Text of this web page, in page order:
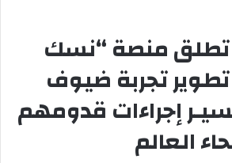
تطلق منصة “نسك
تجربة ضيوف
إجراءات قدومهم
العالم